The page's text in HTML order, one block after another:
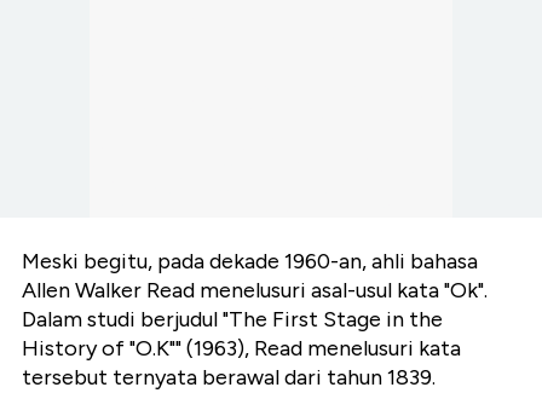
Meski begitu, pada dekade 1960-an, ahli bahasa
Allen Walker Read menelusuri asal-usul kata "Ok".
Dalam studi berjudul "The First Stage in the
History of "O.K"" (1963), Read menelusuri kata
tersebut ternyata berawal dari tahun 1839.